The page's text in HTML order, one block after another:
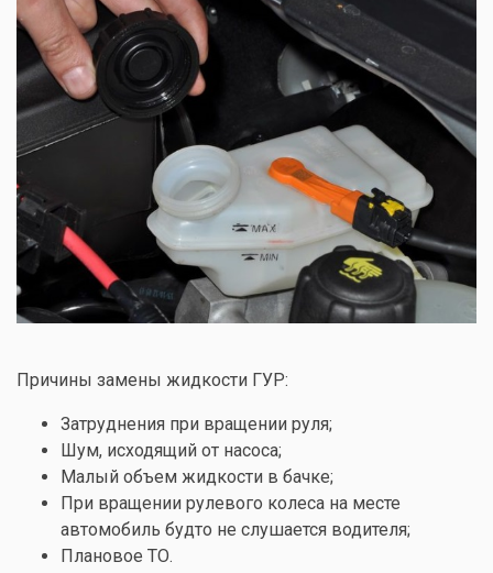
Причины замены жидкости ГУР:
Затруднения при вращении руля;
Шум, исходящий от насоса;
Малый объем жидкости в бачке;
При вращении рулевого колеса на месте
автомобиль будто не слушается водителя;
Плановое ТО.